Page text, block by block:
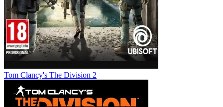
Tom Clancy's The Division 2